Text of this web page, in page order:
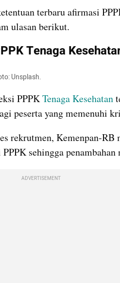
terbaru afirmasi
ulasan berikut.
Tenaga
Unsplash.
PPPK Tenaga Kesehatan
peserta yang memenuhi
rekrutmen, Kemenpan-RB
sehingga
ADVERTISEMENT